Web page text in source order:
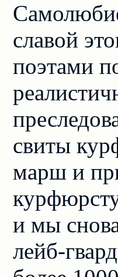
славой
поэтами
свиты
марш и
и мы
лейб-